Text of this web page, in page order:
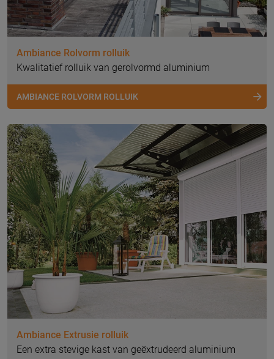
Ambiance Rolvorm rolluik
Kwalitatief rolluik van gerolvormd aluminium
AMBIANCE ROLVORM ROLLUIK
Ambiance Extrusie rolluik
Een extra stevige kast van geëxtrudeerd aluminium